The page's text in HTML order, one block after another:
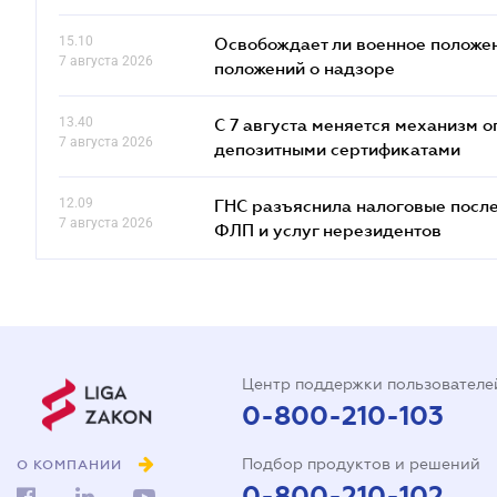
15.10
7 августа 2026
Освобождает ли военное
положений о надзоре
13.40
7 августа 2026
С 7 августа меняется механизм
депозитными сертификатами
12.09
7 августа 2026
ГНС разъяснила налоговые
ФЛП и услуг нерезидентов
О КОМПАНИИ
Центр поддержки
0-800-210-103
Подбор продуктов и решений